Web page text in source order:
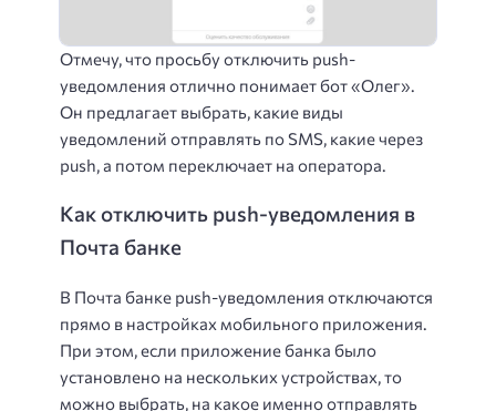
Отмечу, что просьбу отключить push-
уведомления отлично понимает бот «Олег».
Он предлагает выбрать, какие виды
уведомлений отправлять по SMS, какие через
push, а потом переключает на оператора.
Как отключить push-уведомления в
Почта банке
В Почта банке push-уведомления отключаются
прямо в настройках мобильного приложения.
При этом, если приложение банка было
установлено на нескольких устройствах, то
можно выбрать, на какое именно отправлять